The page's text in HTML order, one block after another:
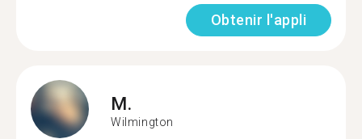
Obtenir l'appli
M.
Wilmington